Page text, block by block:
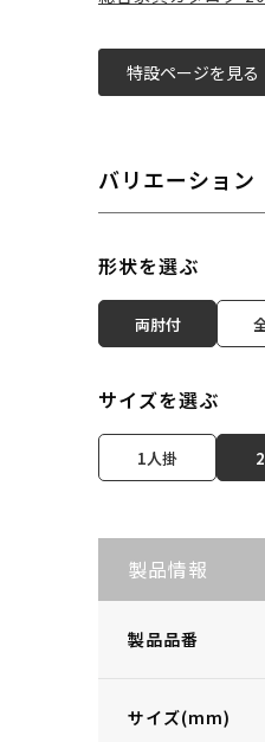
特設ページを見る
バリエーション
形状を選ぶ
両肘付
サイズを選ぶ
1人掛
製品情報
製品品番
サイズ(mm)